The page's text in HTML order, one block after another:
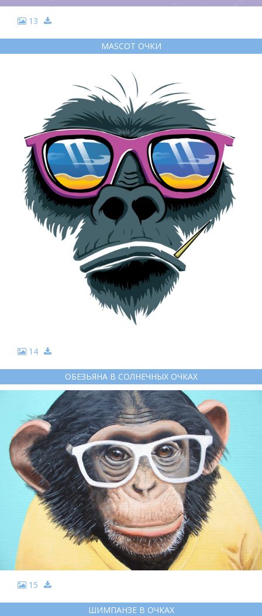
13
MASCOT ОЧКИ
14
ОБЕЗЬЯНА В СОЛНЕЧНЫХ ОЧКАХ
15
ШИМПАНЗЕ В ОЧКАХ